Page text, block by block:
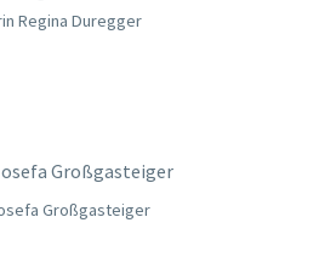
Regina Duregger
Großgasteiger